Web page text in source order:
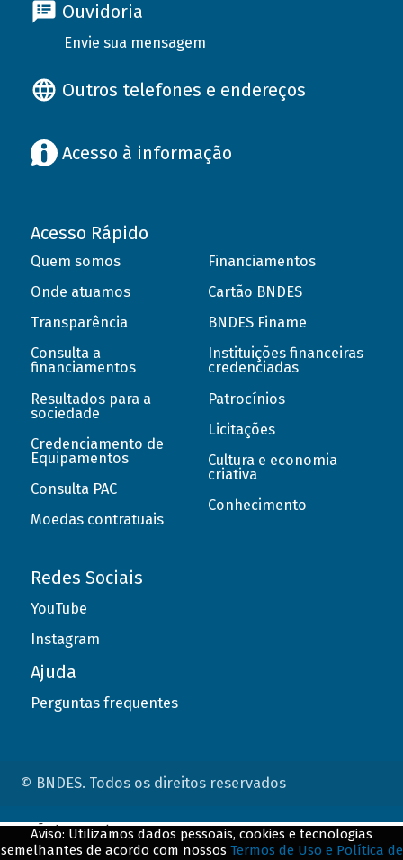
Ouvidoria
Envie sua mensagem
Outros telefones e endereços
Acesso à informação
Acesso Rápido
Quem somos
Onde atuamos
Transparência
Consulta a
financiamentos
Resultados para a
sociedade
Credenciamento de
Equipamentos
Consulta PAC
Moedas contratuais
Financiamentos
Cartão BNDES
BNDES Finame
Instituições financeiras
credenciadas
Patrocínios
Licitações
Cultura e economia
criativa
Conhecimento
Redes Sociais
YouTube
Instagram
Ajuda
Perguntas frequentes
© BNDES. Todos os direitos reservados
Aviso: Utilizamos dados pessoais, cookies e tecnologias
semelhantes de acordo com nossos Termos de Uso e Política de
ConteÃºdo complementar